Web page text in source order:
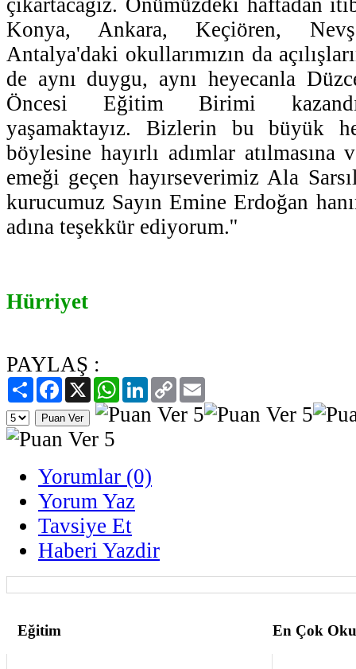
Konya, Ankara, Keçiören,
Antalya'daki okullarımızın da
de aynı duygu, aynı heyecanla
Öncesi Eğitim Birimi
yaşamaktayız. Bizlerin bu büyük
böylesine hayırlı adımlar
emeği geçen hayırseverimiz Ala
kurucumuz Sayın Emine Erdoğan
adına teşekkür ediyorum.''
Hürriyet
PAYLAŞ :
PaylaşFacebook
X WhatsAppLinkedIn
Copy
Link
Yorumlar (0)
Yorum Yaz
Tavsiye Et
Haberi Yazdir
Eğitim En Çok